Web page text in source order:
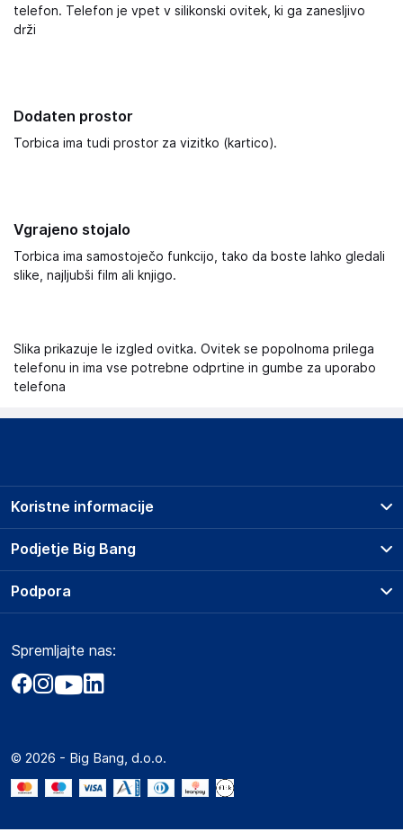
telefon. Telefon je vpet v silikonski ovitek, ki ga zanesljivo
drži
Dodaten prostor
Torbica ima tudi prostor za vizitko (kartico).
Vgrajeno stojalo
Torbica ima samostoječo funkcijo, tako da boste lahko gledali
slike, najljubši film ali knjigo.
Slika prikazuje le izgled ovitka. Ovitek se popolnoma prilega
telefonu in ima vse potrebne odprtine in gumbe za uporabo
telefona
Podjetje Big Bang
O podjetju
Obvestila za javnost
Akt o digitalnih storitvah
Marketplace za partnerje
Novosti
Koristne informacije
Prodajna mesta
Storitve
Dostava, vnos in odvoz
Zavarovanje izdelkov
Podpora
Marketplace
Kako oddati naročilo?
Spremljajte nas:
© 2026 - Big Bang, d.o.o.